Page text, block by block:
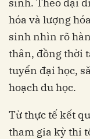
hóa và lượng
sinh nhìn rõ
thân, đồng thời
tuyển đại học,
hoạch du học.
Từ thực tế kết
tham gia kỳ thi